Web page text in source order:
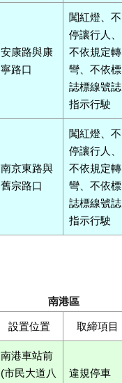
安康路與康
寧路口
闖紅燈、不
停讓行人、
不依規定轉
彎、不依標
誌標線號誌
指示行駛
南京東路與
舊宗路口
闖紅燈、不
停讓行人、
不依規定轉
彎、不依標
誌標線號誌
指示行駛
南港區
設置位置 取締項目
南港車站前
(市民大道八
違規停車